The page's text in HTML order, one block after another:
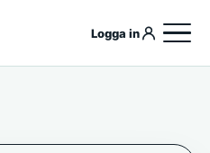
Logga in